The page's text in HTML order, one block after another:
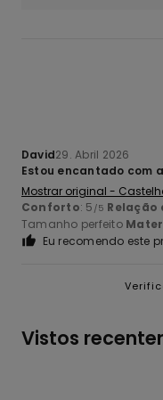
David29. Abril 2026
Estou encantado com
Mostrar original -
Conforto: 5 /5
Tamanho perfeito
Eu recomendo este
Vistos